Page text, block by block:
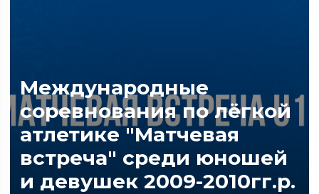
Международные
соревнования по лёгкой
атлетике "Матчевая
встреча" среди юношей
и девушек 2009-2010гг.р.